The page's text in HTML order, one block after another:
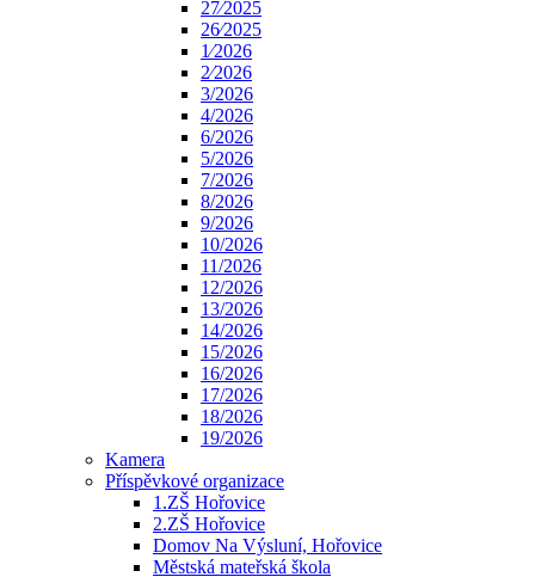
27⁄2025
26⁄2025
1⁄2026
2⁄2026
3/2026
4/2026
6/2026
5/2026
7/2026
8/2026
9/2026
10/2026
11/2026
12/2026
13/2026
14/2026
15/2026
16/2026
17/2026
18/2026
19/2026
Kamera
Příspěvkové organizace
1.ZŠ Hořovice
2.ZŠ Hořovice
Domov Na Výsluní, Hořovice
Městská mateřská škola